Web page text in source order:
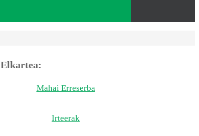
Elkartea:
Mahai Erreserba
Irteerak